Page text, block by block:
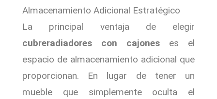
Almacenamiento Adicional Estratégico
La principal ventaja de elegir
cubreradiadores con cajones es el
espacio de almacenamiento adicional que
proporcionan. En lugar de tener un
mueble que simplemente oculta el